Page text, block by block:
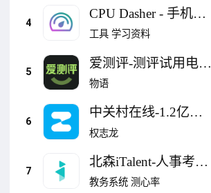
4
CPU Dasher - 手机管
家硬件工具箱集合
工具 学习资料
5
爱测评-测评试用电商
平台
物语
6
中关村在线-1.2亿数
码家电汽车用户真实
权志龙
7
北森iTalent-人事考勤
薪酬招聘测评eHR软
教务系统 测心率